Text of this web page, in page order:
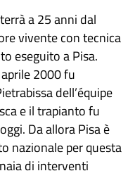
a 25 anni dal
vivente con tecnica
eseguito a Pisa.
2000 fu
dell’équipe
e il trapianto fu
Da allora Pisa è
nazionale per questa
di interventi